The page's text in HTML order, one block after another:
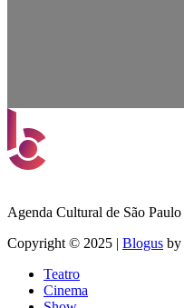
Agenda Cultural de São Paulo
Copyright © 2025 | Blogus by
Teatro
Cinema